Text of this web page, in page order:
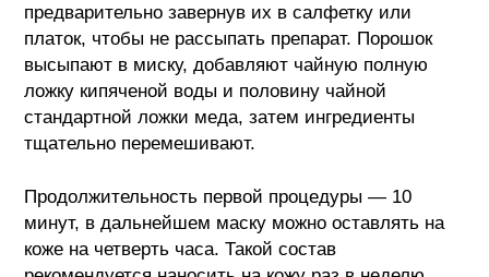
предварительно завернув их в салфетку или
платок, чтобы не рассыпать препарат. Порошок
высыпают в миску, добавляют чайную полную
ложку кипяченой воды и половину чайной
стандартной ложки меда, затем ингредиенты
тщательно перемешивают.
Продолжительность первой процедуры — 10
минут, в дальнейшем маску можно оставлять на
коже на четверть часа. Такой состав